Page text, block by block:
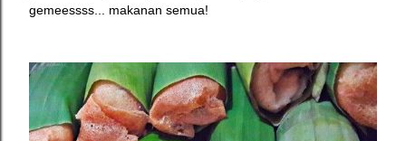
gemeessss... makanan semua!